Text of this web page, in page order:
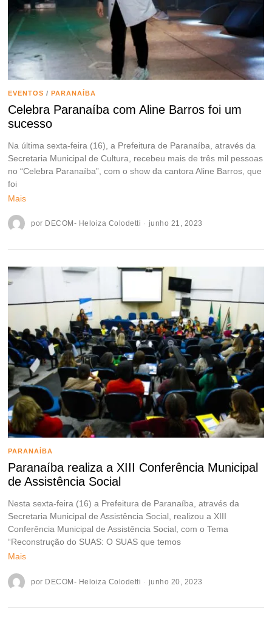
EVENTOS / PARANAÍBA
Celebra Paranaíba com Aline Barros foi um
sucesso
Na última sexta-feira (16), a Prefeitura de Paranaíba, através da
Secretaria Municipal de Cultura, recebeu mais de três mil pessoas
no “Celebra Paranaíba”, com o show da cantora Aline Barros, que
foi
Mais
por DECOM- Heloiza Colodetti junho 21, 2023
PARANAÍBA
Paranaíba realiza a XIII Conferência Municipal
de Assistência Social
Nesta sexta-feira (16) a Prefeitura de Paranaíba, através da
Secretaria Municipal de Assistência Social, realizou a XIII
Conferência Municipal de Assistência Social, com o Tema
“Reconstrução do SUAS: O SUAS que temos
Mais
por DECOM- Heloiza Colodetti junho 20, 2023